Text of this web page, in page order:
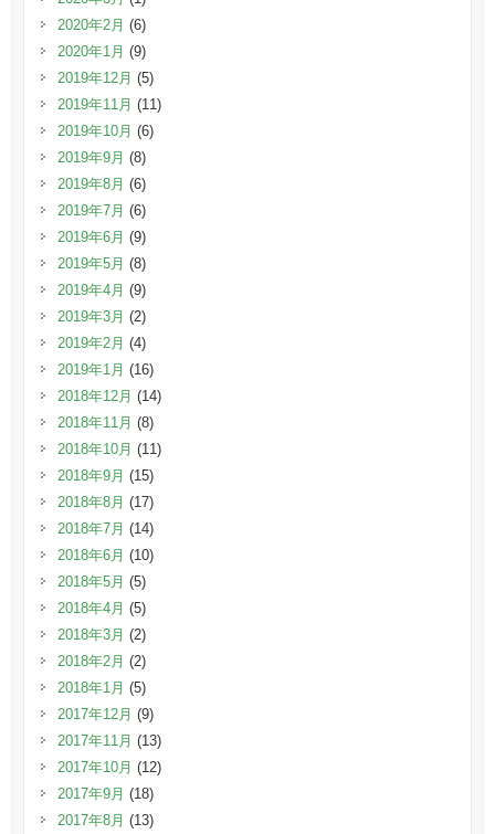
2020年2月 (6)
2020年1月 (9)
2019年12月 (5)
2019年11月 (11)
2019年10月 (6)
2019年9月 (8)
2019年8月 (6)
2019年7月 (6)
2019年6月 (9)
2019年5月 (8)
2019年4月 (9)
2019年3月 (2)
2019年2月 (4)
2019年1月 (16)
2018年12月 (14)
2018年11月 (8)
2018年10月 (11)
2018年9月 (15)
2018年8月 (17)
2018年7月 (14)
2018年6月 (10)
2018年5月 (5)
2018年4月 (5)
2018年3月 (2)
2018年2月 (2)
2018年1月 (5)
2017年12月 (9)
2017年11月 (13)
2017年10月 (12)
2017年9月 (18)
2017年8月 (13)